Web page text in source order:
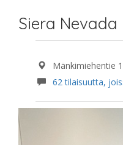
Siera Nevada
Mänkimiehentie
62 tilaisuutta,